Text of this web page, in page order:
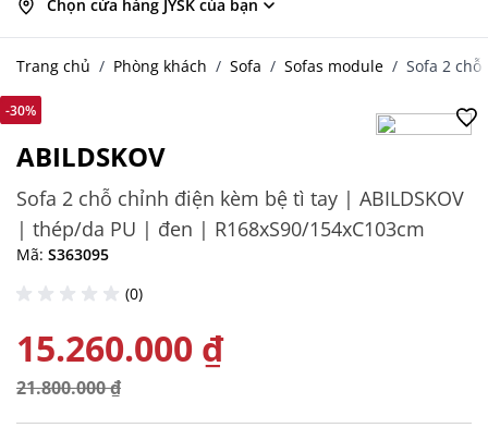
Chọn cửa hàng JYSK của bạn
Trang chủ / Phòng khách / Sofa / Sofas module / Sofa 2
-30%
ABILDSKOV
Sofa 2 chỗ chỉnh điện kèm bệ tì tay | ABILDSKOV
| thép/da PU | đen | R168xS90/154xC103cm
Mã: S363095
(0)
15.260.000 ₫
21.800.000 ₫